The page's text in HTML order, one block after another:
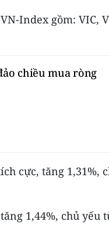
Index gồm: VIC,
chiều mua ròng
cực, tăng 1,31%,
1,44%, chủ yếu